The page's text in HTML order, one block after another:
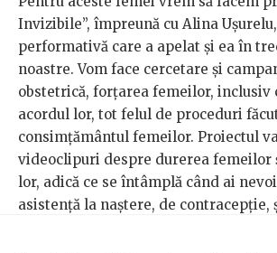
Invizibile”, împreună cu Alina
performativă care a apelat și ea în
noastre. Vom face cercetare și
obstetrică, forțarea femeilor, inclusiv
acordul lor, tot felul de proceduri
consimțământul femeilor. Proiectul
videoclipuri despre durerea femeilor
lor, adică ce se întâmplă când ai
asistență la naștere, de contracepție,